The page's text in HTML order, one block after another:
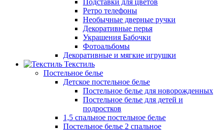
Подставки для цветов
Ретро телефоны
Необычные дверные ручки
Декоративные перья
Украшения Бабочки
Фотоальбомы
Декоративные и мягкие игрушки
Текстиль
Постельное белье
Детское постельное белье
Постельное белье для новорожденных
Постельное белье для детей и
подростков
1,5 спальное постельное белье
Постельное белье 2 спальное